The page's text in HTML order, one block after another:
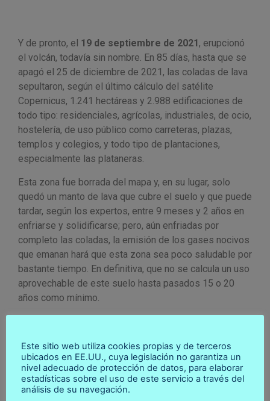
Y de pronto, el 19 de septiembre de 2021 , erupcionó
el volcán, todavía sin nombre. En 85 días, hasta que se
apagó el 25 de diciembre de 2021, las coladas de lava
sepultaron, según el último cálculo del satélite
Copernicus, 1.241 hectáreas y 2.988 edificaciones de
todo tipo: residenciales, agrícolas, industriales, de ocio,
hostelería, de uso público como carreteras, plazas,
templos y colegios, y todo tipo de plantaciones,
especialmente las plataneras.
Esta zona fue borrada del mapa y, en su lugar, solo
quedó un manto de lava que cubre el suelo y que puede
tardar, según los expertos, entre 9 meses y 2 años en
enfriarse y solidificarse; pero, aún enfriadas por
completo las coladas, la emisión de los gases nocivos
que emanan hará que esta zona sea poco saludable por
bastante tiempo. En definitiva, que no se calcula un uso
aprovechable de este suelo hasta pasados 15 o 20
años como mínimo.
las administraciones competentes se coordinarán
eficazmente para permitir a las 7.000 personas
desplazadas y a las cerca de 2.400 directamente
afectadas rehacer sus vidas dignamente con un
Este sitio web utiliza cookies propias y de terceros
ubicados en EE.UU., cuya legislación no garantiza un
nivel adecuado de protección de datos, para elaborar
estadísticas sobre el uso de este servicio a través del
análisis de su navegación.